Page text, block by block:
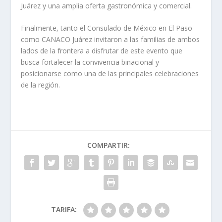
Juárez y una amplia oferta gastronómica y comercial.
Finalmente, tanto el Consulado de México en El Paso
como CANACO Juárez invitaron a las familias de ambos
lados de la frontera a disfrutar de este evento que
busca fortalecer la convivencia binacional y
posicionarse como una de las principales celebraciones
de la región.
COMPARTIR:
TARIFA: